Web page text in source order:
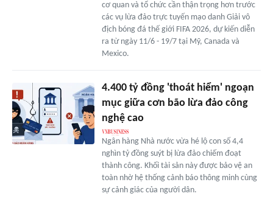
cơ quan và tổ chức cần thận trọng hơn trước
các vụ lừa đảo trực tuyến mạo danh Giải vô
địch bóng đá thế giới FIFA 2026, dự kiến diễn
ra từ ngày 11/6 - 19/7 tại Mỹ, Canada và
Mexico.
4.400 tỷ đồng 'thoát hiểm' ngoạn
mục giữa cơn bão lừa đảo công
nghệ cao
Ngân hàng Nhà nước vừa hé lộ con số 4,4
nghìn tỷ đồng suýt bị lừa đảo chiếm đoạt
thành công. Khối tài sản này được bảo vệ an
toàn nhờ hệ thống cảnh báo thông minh cùng
sự cảnh giác của người dân.